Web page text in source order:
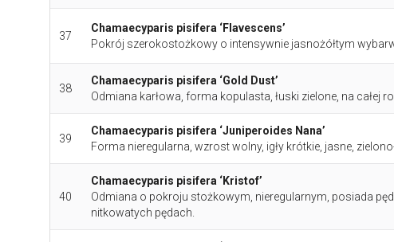
37
Chamaecyparis pisifera ‘Flavescens’
Pokrój szerokostożkowy o intensywnie jasnożółtym
38
Chamaecyparis pisifera ‘Gold Dust’
Odmiana karłowa, forma kopulasta, łuski zielone, na całej
39
Chamaecyparis pisifera ‘Juniperoides Nana’
Forma nieregularna, wzrost wolny, igły krótkie, jasne,
40
Chamaecyparis pisifera ‘Kristof’
Odmiana o pokroju stożkowym, nieregularnym, posiada
nitkowatych pędach.